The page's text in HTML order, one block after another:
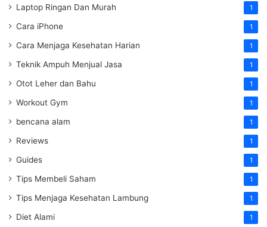
Laptop Ringan Dan Murah 1
Cara iPhone 1
Cara Menjaga Kesehatan Harian 1
Teknik Ampuh Menjual Jasa 1
Otot Leher dan Bahu 1
Workout Gym 1
bencana alam 1
Reviews 1
Guides 1
Tips Membeli Saham 1
Tips Menjaga Kesehatan Lambung 1
Diet Alami 1